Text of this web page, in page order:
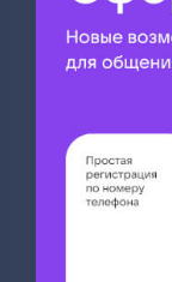
ошибки при
Объявлены